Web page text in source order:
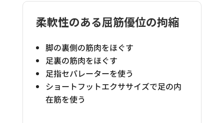
柔軟性のある屈筋優位の拘縮
脚の裏側の筋肉をほぐす
足裏の筋肉をほぐす
足指セパレーターを使う
ショートフットエクササイズで足の内
在筋を使う